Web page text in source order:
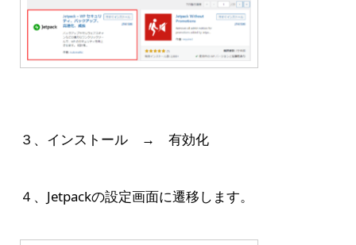
３、インストール → 有効化
４、Jetpackの設定画面に遷移します。